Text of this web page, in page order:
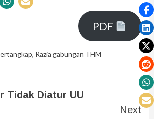
PDF
, Razia gabungan THM
Tidak Diatur UU
Next